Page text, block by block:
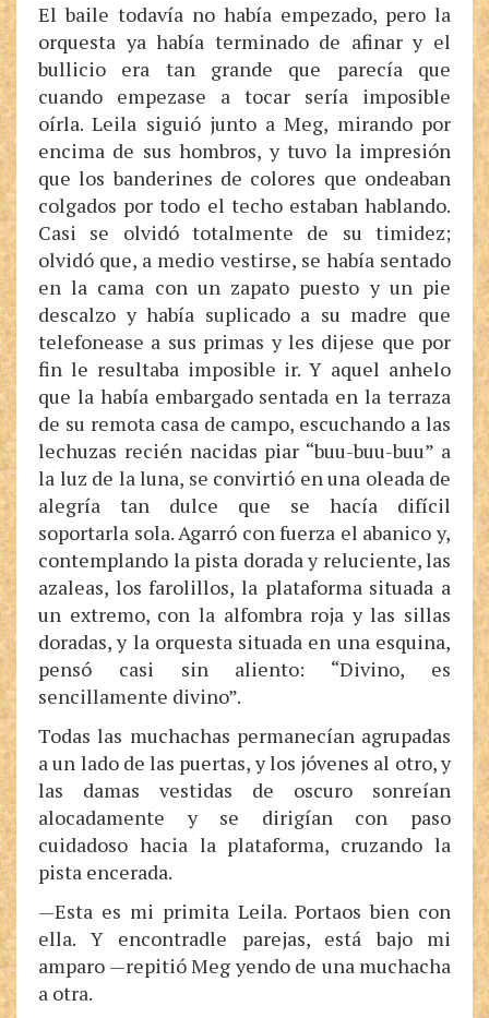
El baile todavía no había empezado, pero la
orquesta ya había terminado de afinar y el
bullicio era tan grande que parecía que
cuando empezase a tocar sería imposible
oírla. Leila siguió junto a Meg, mirando por
encima de sus hombros, y tuvo la impresión
que los banderines de colores que ondeaban
colgados por todo el techo estaban hablando.
Casi se olvidó totalmente de su timidez;
olvidó que, a medio vestirse, se había sentado
en la cama con un zapato puesto y un pie
descalzo y había suplicado a su madre que
telefonease a sus primas y les dijese que por
fin le resultaba imposible ir. Y aquel anhelo
que la había embargado sentada en la terraza
de su remota casa de campo, escuchando a las
lechuzas recién nacidas piar “buu-buu-buu” a
la luz de la luna, se convirtió en una oleada de
alegría tan dulce que se hacía difícil
soportarla sola. Agarró con fuerza el abanico y,
contemplando la pista dorada y reluciente, las
azaleas, los farolillos, la plataforma situada a
un extremo, con la alfombra roja y las sillas
doradas, y la orquesta situada en una esquina,
pensó casi sin aliento: “Divino, es
sencillamente divino”.
Todas las muchachas permanecían agrupadas
a un lado de las puertas, y los jóvenes al otro, y
las damas vestidas de oscuro sonreían
alocadamente y se dirigían con paso
cuidadoso hacia la plataforma, cruzando la
pista encerada.
—Esta es mi primita Leila. Portaos bien con
ella. Y encontradle parejas, está bajo mi
amparo —repitió Meg yendo de una muchacha
a otra.